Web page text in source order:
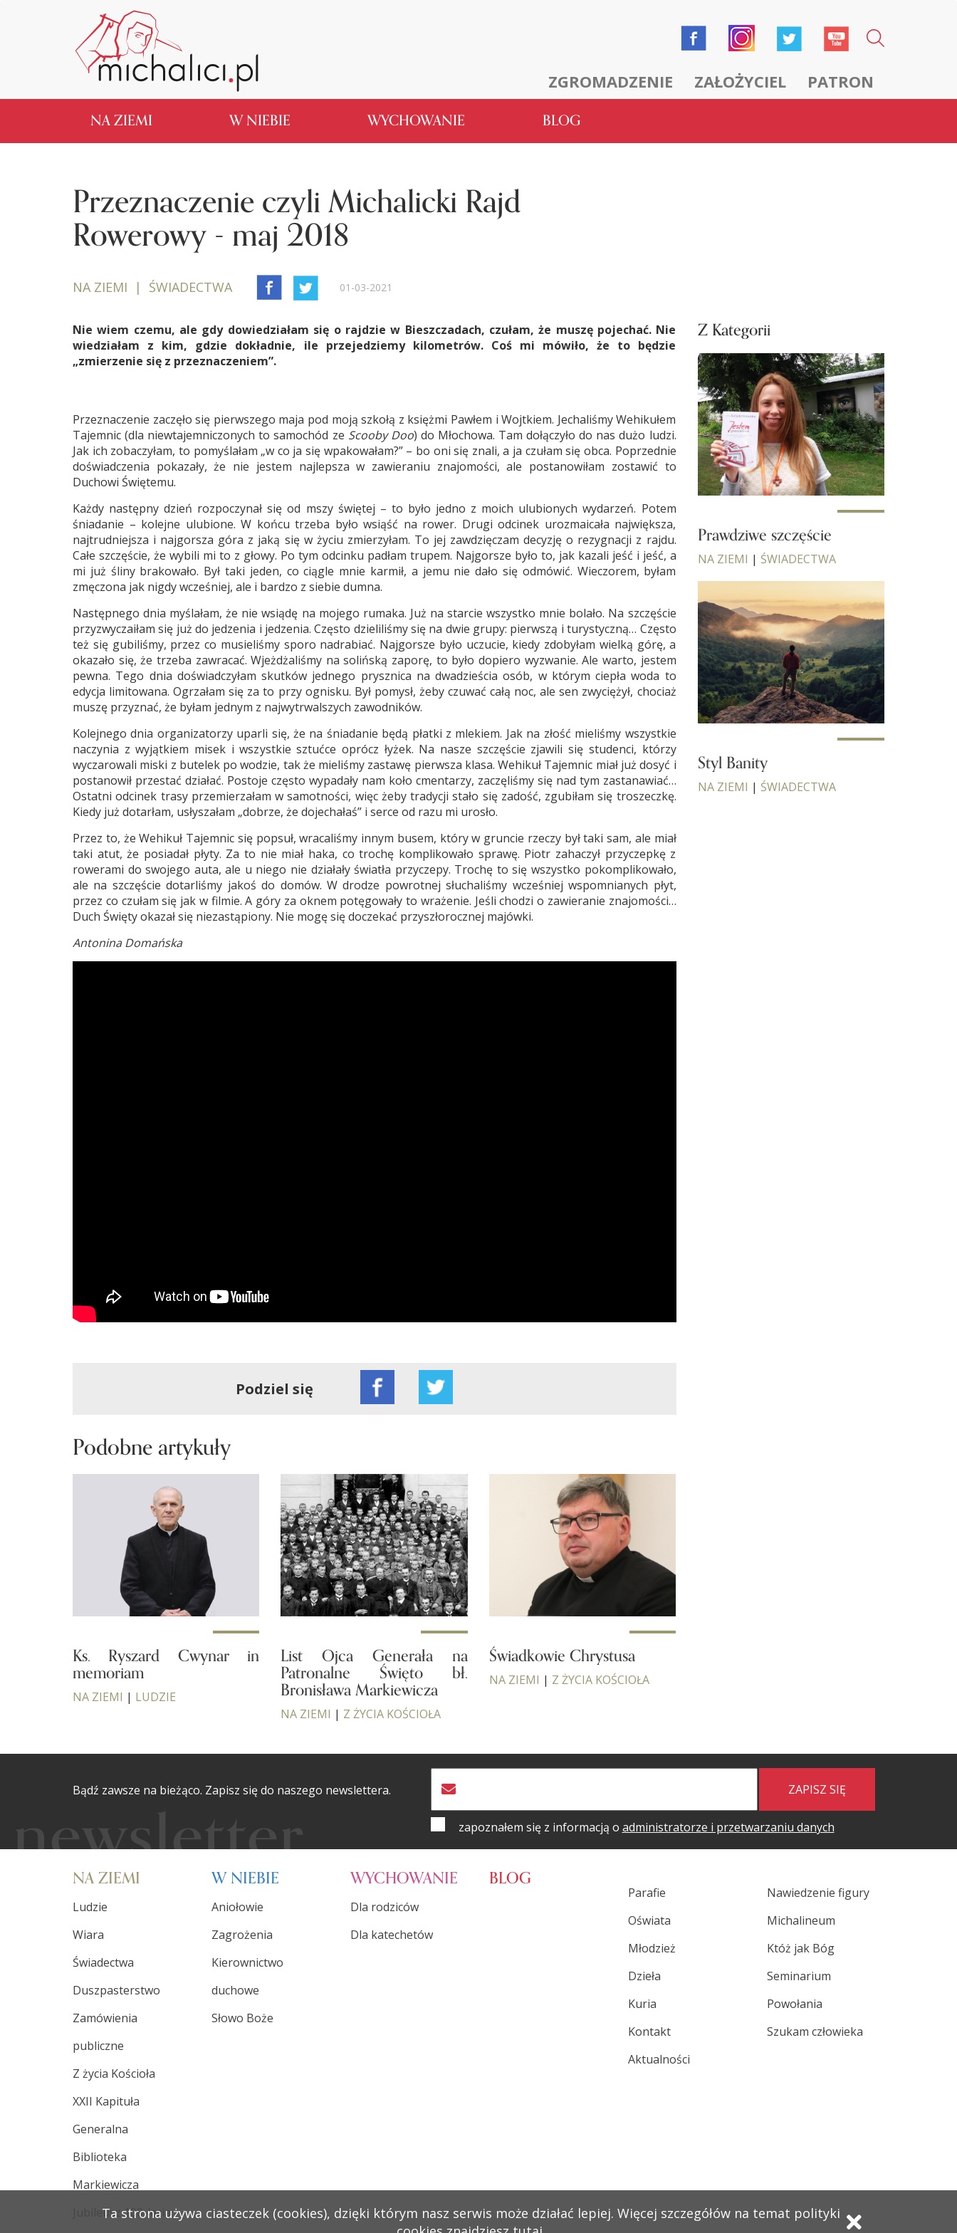
ZGROMADZENIE ZAŁOŻYCIEL PATRON
NA ZIEMI W NIEBIE WYCHOWANIE BLOG
Przeznaczenie czyli Michalicki Rajd
Rowerowy - maj 2018
NA ZIEMI | ŚWIADECTWA 01-03-2021
Nie wiem czemu, ale gdy dowiedziałam się o rajdzie w Bieszczadach, czułam, że muszę pojechać. Nie
wiedziałam z kim, gdzie dokładnie, ile przejedziemy kilometrów. Coś mi mówiło, że to będzie
„zmierzenie się z przeznaczeniem”.
Przeznaczenie zaczęło się pierwszego maja pod moją szkołą z księżmi Pawłem i Wojtkiem. Jechaliśmy Wehikułem
Tajemnic (dla niewtajemniczonych to samochód ze Scooby Doo) do Młochowa. Tam dołączyło do nas dużo ludzi.
Jak ich zobaczyłam, to pomyślałam „w co ja się wpakowałam?” – bo oni się znali, a ja czułam się obca. Poprzednie
doświadczenia pokazały, że nie jestem najlepsza w zawieraniu znajomości, ale postanowiłam zostawić to
Duchowi Świętemu.
Każdy następny dzień rozpoczynał się od mszy świętej – to było jedno z moich ulubionych wydarzeń. Potem
śniadanie – kolejne ulubione. W końcu trzeba było wsiąść na rower. Drugi odcinek urozmaicała największa,
najtrudniejsza i najgorsza góra z jaką się w życiu zmierzyłam. To jej zawdzięczam decyzję o rezygnacji z rajdu.
Całe szczęście, że wybili mi to z głowy. Po tym odcinku padłam trupem. Najgorsze było to, jak kazali jeść i jeść, a
mi już śliny brakowało. Był taki jeden, co ciągle mnie karmił, a jemu nie dało się odmówić. Wieczorem, byłam
zmęczona jak nigdy wcześniej, ale i bardzo z siebie dumna.
Następnego dnia myślałam, że nie wsiądę na mojego rumaka. Już na starcie wszystko mnie bolało. Na szczęście
przyzwyczaiłam się już do jedzenia i jedzenia. Często dzieliliśmy się na dwie grupy: pierwszą i turystyczną… Często
też się gubiliśmy, przez co musieliśmy sporo nadrabiać. Najgorsze było uczucie, kiedy zdobyłam wielką górę, a
okazało się, że trzeba zawracać. Wjeżdżaliśmy na solińską zaporę, to było dopiero wyzwanie. Ale warto, jestem
pewna. Tego dnia doświadczyłam skutków jednego prysznica na dwadzieścia osób, w którym ciepła woda to
edycja limitowana. Ogrzałam się za to przy ognisku. Był pomysł, żeby czuwać całą noc, ale sen zwyciężył, chociaż
muszę przyznać, że byłam jednym z najwytrwalszych zawodników.
Kolejnego dnia organizatorzy uparli się, że na śniadanie będą płatki z mlekiem. Jak na złość mieliśmy wszystkie
naczynia z wyjątkiem misek i wszystkie sztućce oprócz łyżek. Na nasze szczęście zjawili się studenci, którzy
wyczarowali miski z butelek po wodzie, tak że mieliśmy zastawę pierwsza klasa. Wehikuł Tajemnic miał już dosyć i
postanowił przestać działać. Postoje często wypadały nam koło cmentarzy, zaczęliśmy się nad tym zastanawiać…
Ostatni odcinek trasy przemierzałam w samotności, więc żeby tradycji stało się zadość, zgubiłam się troszeczkę.
Kiedy już dotarłam, usłyszałam „dobrze, że dojechałaś” i serce od razu mi urosło.
Przez to, że Wehikuł Tajemnic się popsuł, wracaliśmy innym busem, który w gruncie rzeczy był taki sam, ale miał
taki atut, że posiadał płyty. Za to nie miał haka, co trochę komplikowało sprawę. Piotr zahaczył przyczepkę z
rowerami do swojego auta, ale u niego nie działały światła przyczepy. Trochę to się wszystko pokomplikowało,
ale na szczęście dotarliśmy jakoś do domów. W drodze powrotnej słuchaliśmy wcześniej wspomnianych płyt,
przez co czułam się jak w filmie. A góry za oknem potęgowały to wrażenie. Jeśli chodzi o zawieranie znajomości…
Duch Święty okazał się niezastąpiony. Nie mogę się doczekać przyszłorocznej majówki.
Antonina Domańska
Podziel się
Podobne artykuły
Ks. Ryszard Cwynar in
memoriam
NA ZIEMI | LUDZIE
List Ojca Generała na
Patronalne Święto bł.
Bronisława Markiewicza
NA ZIEMI | Z ŻYCIA KOŚCIOŁA
Świadkowie Chrystusa
NA ZIEMI | Z ŻYCIA KOŚCIOŁA
Z Kategorii
Prawdziwe szczęście
NA ZIEMI | ŚWIADECTWA
Styl Banity
NA ZIEMI | ŚWIADECTWA
Bądź zawsze na bieżąco. Zapisz się do naszego newslettera. ZAPISZ SIĘ
zapoznałem się z informacją o administratorze i przetwarzaniu danych
NA ZIEMI
Ludzie
Wiara
Świadectwa
Duszpasterstwo
Zamówienia
publiczne
Z życia Kościoła
XXII Kapituła
Generalna
Biblioteka
Markiewicza
Jubileusz 100-lecia
W NIEBIE
Aniołowie
Zagrożenia
Kierownictwo
duchowe
Słowo Boże
WYCHOWANIE
Dla rodziców
Dla katechetów
BLOG
Parafie
Oświata
Młodzież
Dzieła
Kuria
Kontakt
Aktualności
Nawiedzenie figury
Michalineum
Któż jak Bóg
Seminarium
Powołania
Szukam człowieka
Ta strona używa ciasteczek (cookies), dzięki którym nasz serwis może działać lepiej. Więcej szczegółów na temat polityki